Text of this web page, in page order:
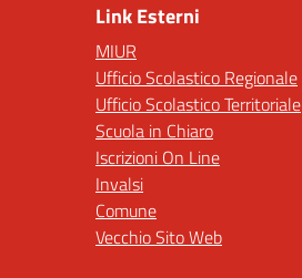
Link Esterni
MIUR
Ufficio Scolastico Regionale
Ufficio Scolastico Territoriale
Scuola in Chiaro
Iscrizioni On Line
Invalsi
Comune
Vecchio Sito Web